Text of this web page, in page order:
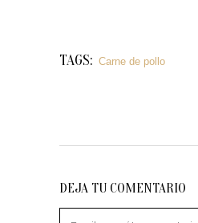
TAGS: Carne de pollo
DEJA TU COMENTARIO